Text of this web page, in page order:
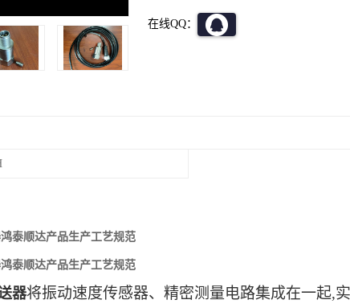
在线QQ：
泰顺达产品生产工艺规范
泰顺达产品生产工艺规范
器将振动速度传感器、精密测量电路集成在一起,